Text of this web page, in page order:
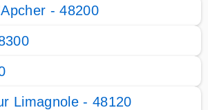
- 48200
Limagnole - 48120